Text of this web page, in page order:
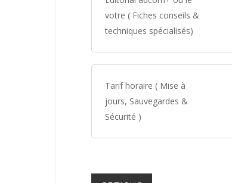
votre ( Fiches conseils &
techniques spécialisés)
Tarif horaire ( Mise à
jours, Sauvegardes &
Sécurité )